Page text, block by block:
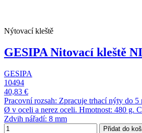
Nýtovací kleště
GESIPA Nitovací kleště
GESIPA
10494
40,83 €
Pracovní rozsah: Zpracuje trhací nýty do
Ø v oceli a nerez oceli. Hmotnost: 480 g.
Zdvih nářadí: 8 mm
Přidat do